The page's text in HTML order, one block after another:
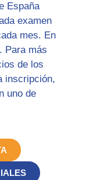
España
examen
mes. En
. Para más
de los
inscripción,
uno de